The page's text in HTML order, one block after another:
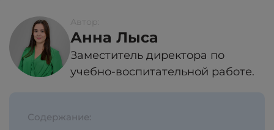
Автор:
Анна Лыса
Заместитель директора по
учебно-воспитательной работе.
Содержание: